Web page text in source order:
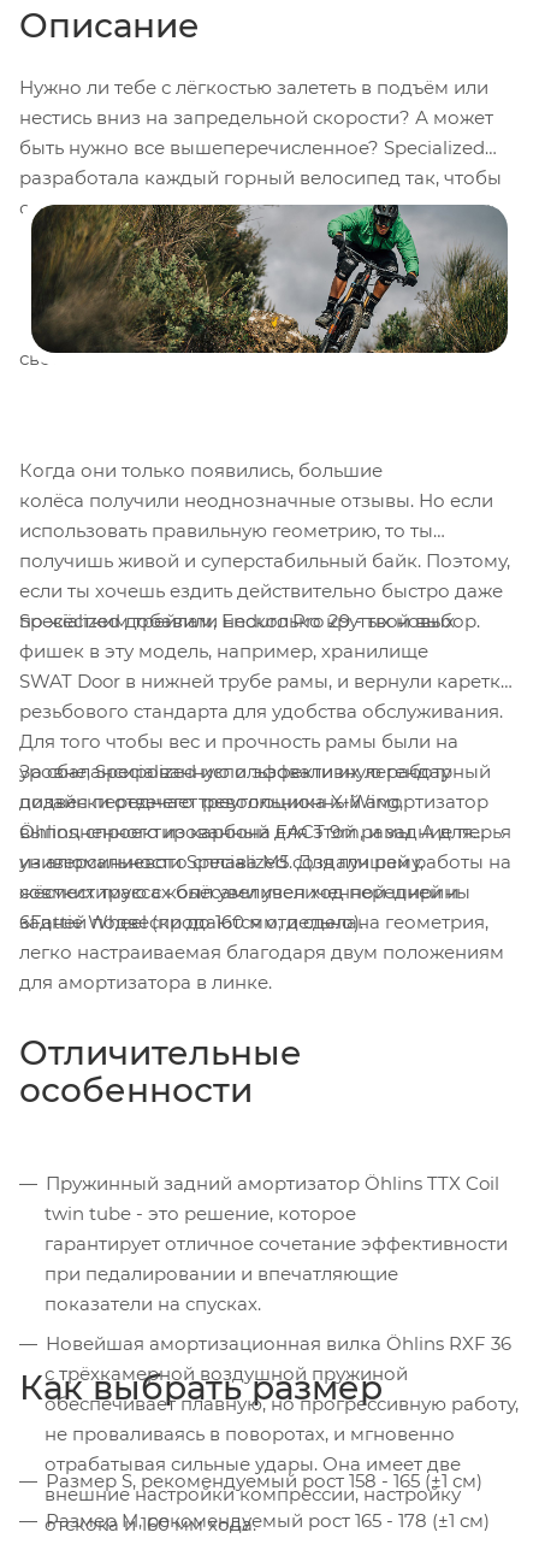
Описание
Нужно ли тебе с лёгкостью залететь в подъём или
нестись вниз на запредельной скорости? А может
быть нужно все вышеперечисленное? Specialized
разработала каждый горный велосипед так, чтобы
он стал лучшей машиной для твоего стиля катания.
Начиная с суперлёгких хардтейлов XC, заканчивая
велосипедами с подвеской FSR уровня Чемпионата
Мира, трейловыми и даунхильными велосипедами.
Ты всегда сможешь найти идеальный вариант для
своего стиля катания.
Когда они только появились, большие
колёса получили неоднозначные отзывы. Но если
использовать правильную геометрию, то ты
получишь живой и суперстабильный байк. Поэтому,
если ты хочешь ездить действительно быстро даже
по жёстким трейлам, Enduro Pro 29 - твой выбор.
Specialized добавили несколько крутых новых
фишек в эту модель, например, хранилище
SWAT Door в нижней трубе рамы, и вернули каретку
резьбового стандарта для удобства обслуживания.
Для того чтобы вес и прочность рамы были на
уровне, Specialized использовали их легендарный
дизайн переднего треугольника X-Wing,
выполненного из карбона FACT 9m, и задние перья
из алюминиевого сплава M5. Для лучшей работы на
жёстких трассах был увеличен ход передней и
задней подвески до 160 мм, и сделана геометрия,
легко настраиваемая благодаря двум положениям
для амортизатора в линке.
За сбалансированную и эффективную работу
подвески отвечает революционный амортизатор
Öhlins, спроектированный для этой рамы. А для
универсальности Specialized создали раму,
совместимую с колёсами увеличенной ширины
6Fattie Wheel (продаются отдельно).
Отличительные
особенности
Пружинный задний амортизатор Öhlins TTX Coil
twin tube - это решение, которое
гарантирует отличное сочетание эффективности
при педалировании и впечатляющие
показатели на спусках.
Новейшая амортизационная вилка Öhlins RXF 36
с трёхкамерной воздушной пружиной
обеспечивает плавную, но прогрессивную работу,
не проваливаясь в поворотах, и мгновенно
отрабатывая сильные удары. Она имеет две
внешние настройки компрессии, настройку
отскока и 160 мм хода.
Как выбрать размер
Размер S, рекомендуемый рост 158 - 165 (±1 см)
Размер M, рекомендуемый рост 165 - 178 (±1 см)